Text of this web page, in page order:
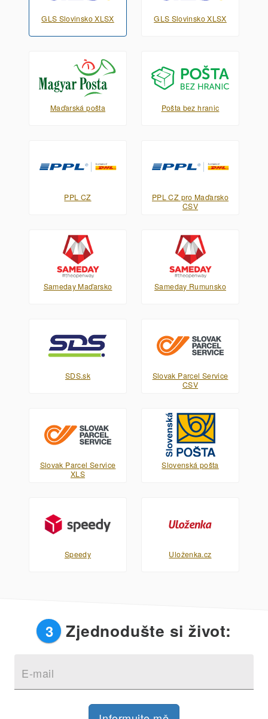
GLS Slovinsko XLSX GLS Slovinsko XLSX
Maďarská pošta Pošta bez hranic
PPL CZ
PPL CZ pro Maďarsko
CSV
Sameday Maďarsko Sameday Rumunsko
SDS.sk
Slovak Parcel Service
CSV
Slovak Parcel Service
XLS
Slovenská pošta
Speedy Uloženka.cz
3 Zjednodušte si život:
E-mail